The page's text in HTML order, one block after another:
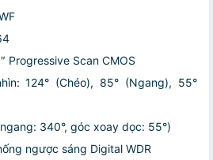
Progressive Scan CMOS
124° (Chéo), 85° (Ngang), 55°
340°, góc xoay dọc: 55°)
ngược sáng Digital WDR